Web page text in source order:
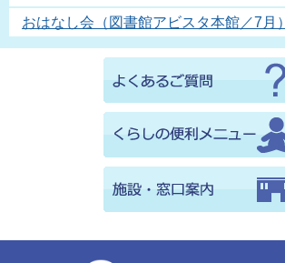
おはなし会（図書館アビスタ本館／7月）